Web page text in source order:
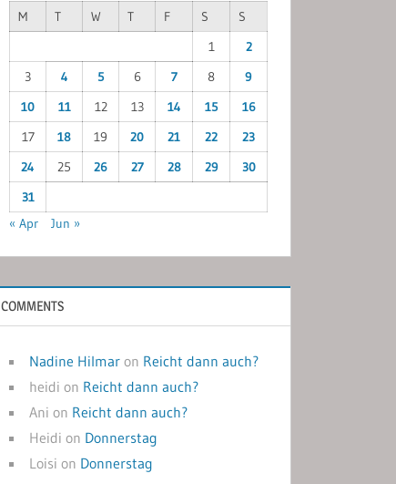
M T W T F S
S
1
2
3
4 5 6 7 8
9
10
11 12 13 14 15
16
17
18 19 20 21 22
23
24
25 26 27 28 29
30
31
« Apr
Jun »
COMMENTS
Nadine Hilmar on Reicht dann auch?
heidi on Reicht dann auch?
Ani on Reicht dann auch?
Heidi on Donnerstag
Loisi on Donnerstag